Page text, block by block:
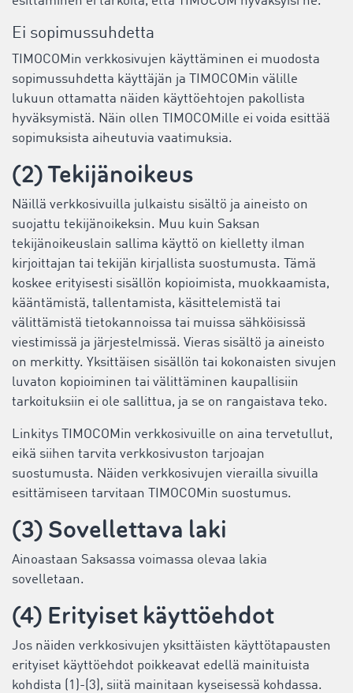
Ei sopimussuhdetta
TIMOCOMin verkkosivujen käyttäminen ei muodosta
sopimussuhdetta käyttäjän ja TIMOCOMin välille
lukuun ottamatta näiden käyttöehtojen pakollista
hyväksymistä. Näin ollen TIMOCOMille ei voida esittää
sopimuksista aiheutuvia vaatimuksia.
(2) Tekijänoikeus
Näillä verkkosivuilla julkaistu sisältö ja aineisto on
suojattu tekijänoikeksin. Muu kuin Saksan
tekijänoikeuslain sallima käyttö on kielletty ilman
kirjoittajan tai tekijän kirjallista suostumusta. Tämä
koskee erityisesti sisällön kopioimista, muokkaamista,
kääntämistä, tallentamista, käsittelemistä tai
välittämistä tietokannoissa tai muissa sähköisissä
viestimissä ja järjestelmissä. Vieras sisältö ja aineisto
on merkitty. Yksittäisen sisällön tai kokonaisten sivujen
luvaton kopioiminen tai välittäminen kaupallisiin
tarkoituksiin ei ole sallittua, ja se on rangaistava teko.
Linkitys TIMOCOMin verkkosivuille on aina tervetullut,
eikä siihen tarvita verkkosivuston tarjoajan
suostumusta. Näiden verkkosivujen vierailla sivuilla
esittämiseen tarvitaan TIMOCOMin suostumus.
(3) Sovellettava laki
Ainoastaan Saksassa voimassa olevaa lakia
sovelletaan.
(4) Erityiset käyttöehdot
Jos näiden verkkosivujen yksittäisten käyttötapausten
erityiset käyttöehdot poikkeavat edellä mainituista
kohdista (1)-(3), siitä mainitaan kyseisessä kohdassa.